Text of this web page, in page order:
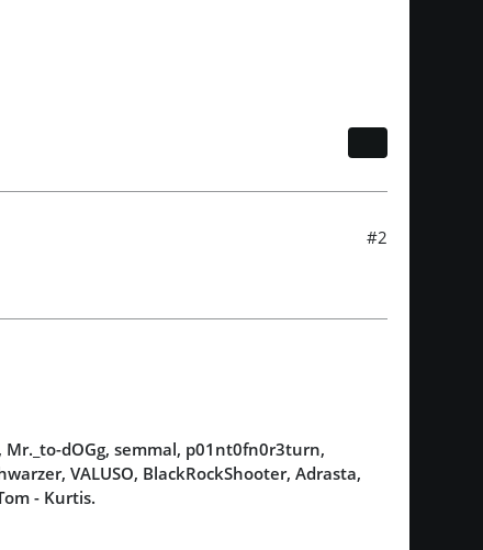
#2
dOGg, semmal, p01nt0fn0r3turn,
VALUSO, BlackRockShooter, Adrasta,
- Kurtis.